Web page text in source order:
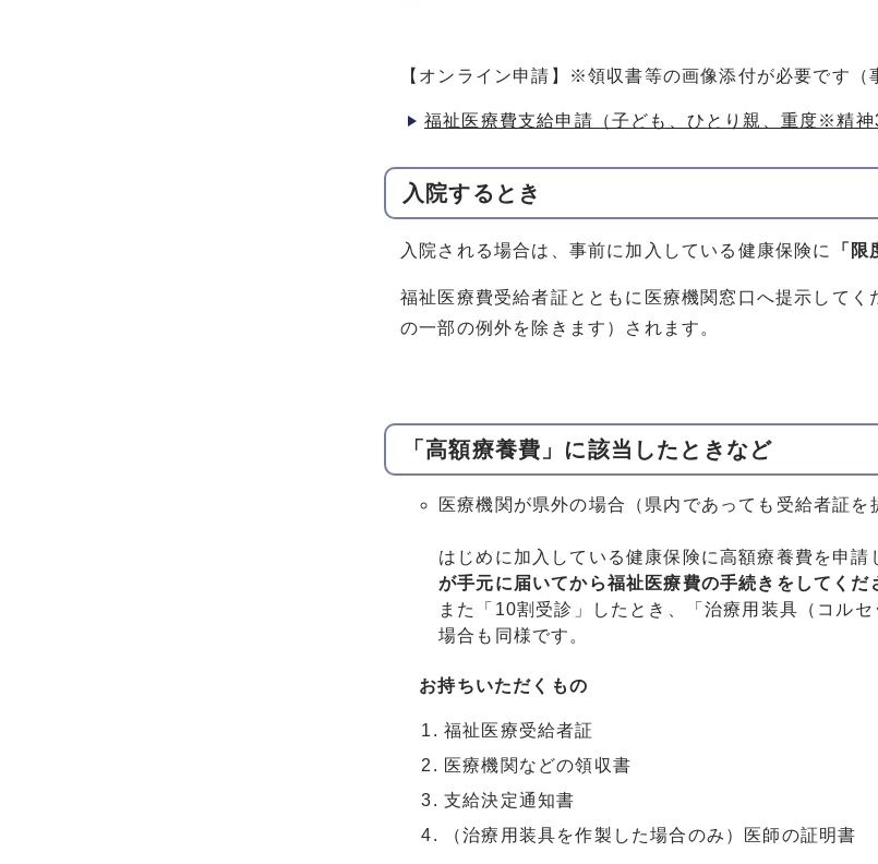
【オンライン申請】※領収書等の画像添付が必要です（
福祉医療費支給申請（子ども、ひとり親、重度※精神
入院するとき
入院される場合は、事前に加入している健康保険に 「
福祉医療費受給者証とともに医療機関窓口へ提示して
の一部の例外を除きます）されます。
「高額療養費」に該当したときなど
医療機関が県外の場合（県内であっても受給者証を
はじめに加入している健康保険に高額療養費を申請
が手元に届いてから福祉医療費の手続きをしてくだ
また「10割受診」したとき、「治療用装具（コル
場合も同様です。
お持ちいただくもの
福祉医療受給者証
医療機関などの領収書
支給決定通知書
（治療用装具を作製した場合のみ）医師の証明書